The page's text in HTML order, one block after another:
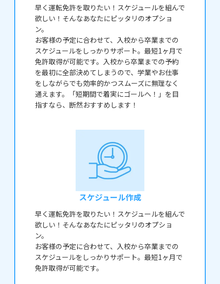
早く運転免許を取りたい！スケジュールを組んで
欲しい！そんなあなたにピッタリのオプショ
ン。
お客様の予定に合わせて、入校から卒業までの
スケジュールをしっかりサポート。最短1ヶ月で
免許取得が可能です。入校から卒業までの予約
を最初に全部決めてしまうので、学業やお仕事
をしながらでも効率的かつスムーズに無理なく
通えます。「短期間で着実にゴールへ！」を目
指すなら、断然おすすめします！
スケジュール作成
早く運転免許を取りたい！スケジュールを組んで
欲しい！そんなあなたにピッタリのオプショ
ン。
お客様の予定に合わせて、入校から卒業までの
スケジュールをしっかりサポート。最短1ヶ月で
免許取得が可能です。